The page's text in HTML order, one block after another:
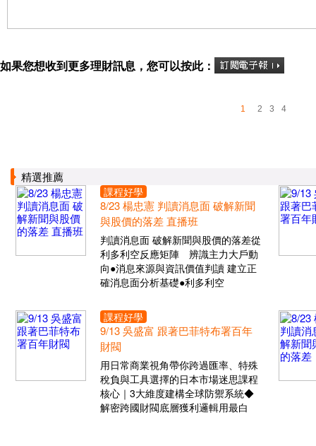
如果您想收到更多理財訊息，您可以按此：
1 2 3 4
精選推薦
課程好學
8/23 楊忠憲 判讀消息面 破解新聞
與股價的落差 直播班
判讀消息面 破解新聞與股價的落差從
利多利空反應矩陣 辨識主力大戶動
向●消息來源與資訊價值判讀 建立正
確消息面分析基礎●利多利空
課程好學
9/13 吳盛富 跟著巴菲特布署百年
財閥
用日常商業視角帶你跨過匯率、特殊
稅負與工具選擇的日本市場迷思課程
核心｜3大維度建構全球防禦系統◆
解密跨國財閥底層獲利邏輯用最白